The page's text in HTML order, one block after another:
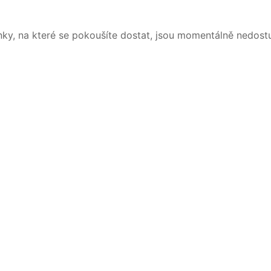
na které se pokoušíte dostat, jsou momentálně